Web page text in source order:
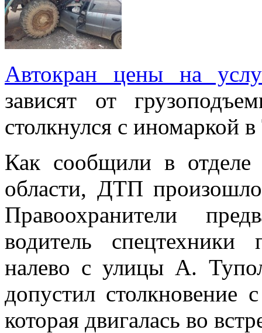
Автокран цены на
зависят от
столкнулся с иномаркой
Как сообщили в
области, ДТП
Правоохранители
водитель спецтехники
налево с улицы А.
допустил столкновение
которая двигалась во